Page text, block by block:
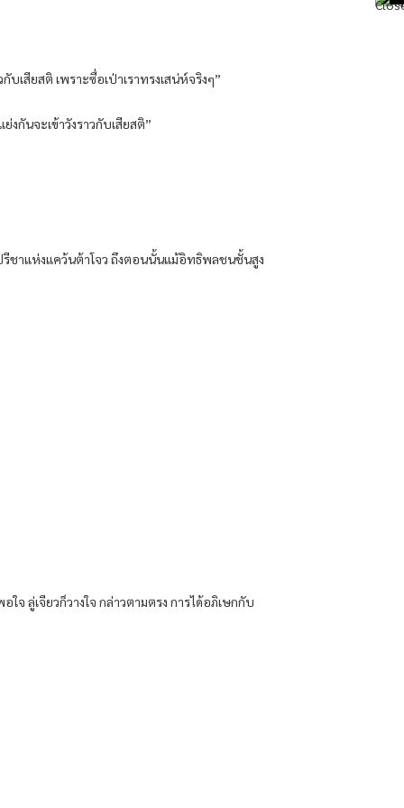
เสียสติ เพราะซื่อเป่าเราทรงเสน่ห์จริงๆ”
กันจะเข้าวังราวกับเสียสติ”
รีชาแห่งแคว้นต้าโจว ถึงตอนนั้นแม้อิทธิพลชนชั้นสูง
ลู่เจียวก็วางใจ กล่าวตามตรง การได้อภิเษกกับ